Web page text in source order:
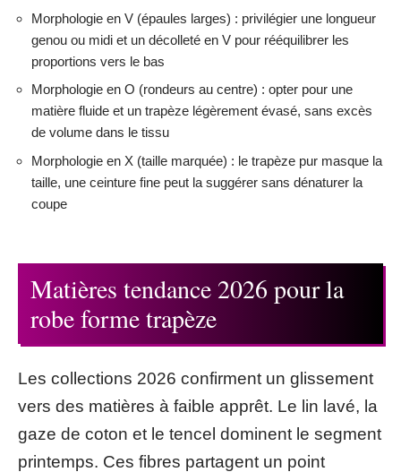
Morphologie en V (épaules larges) : privilégier une longueur
genou ou midi et un décolleté en V pour rééquilibrer les
proportions vers le bas
Morphologie en O (rondeurs au centre) : opter pour une
matière fluide et un trapèze légèrement évasé, sans excès
de volume dans le tissu
Morphologie en X (taille marquée) : le trapèze pur masque la
taille, une ceinture fine peut la suggérer sans dénaturer la
coupe
Matières tendance 2026 pour la
robe forme trapèze
Les collections 2026 confirment un glissement
vers des matières à faible apprêt. Le lin lavé, la
gaze de coton et le tencel dominent le segment
printemps. Ces fibres partagent un point